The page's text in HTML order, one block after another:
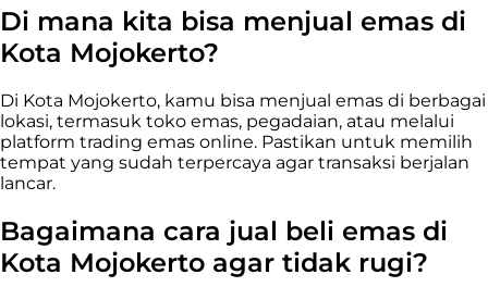
Di mana kita bisa menjual emas di
Kota Mojokerto?
Di Kota Mojokerto, kamu bisa menjual emas di berbagai
lokasi, termasuk toko emas, pegadaian, atau melalui
platform trading emas online. Pastikan untuk memilih
tempat yang sudah terpercaya agar transaksi berjalan
lancar.
Bagaimana cara jual beli emas di
Kota Mojokerto agar tidak rugi?